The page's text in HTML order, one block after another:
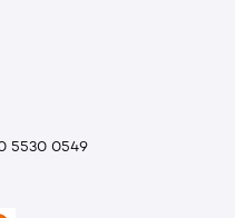
5530 0549